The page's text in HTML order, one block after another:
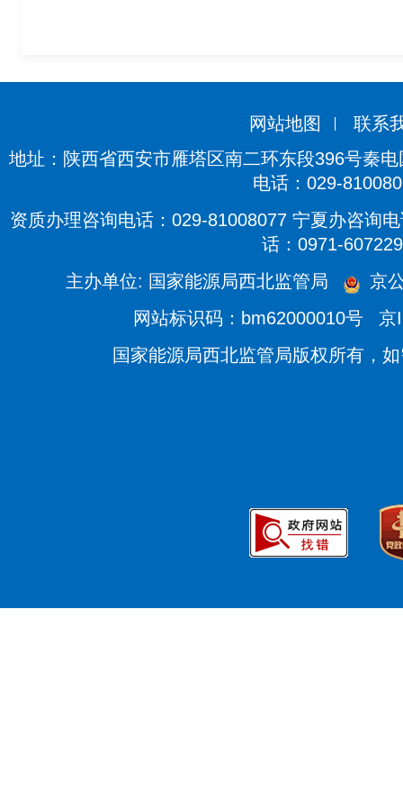
网站地图
联系
地址：陕西省西安市雁塔区南二环东段396号秦
电话：029-
资质办理咨询电话：029-81008077 宁夏办咨询
话：0971-
主办单位: 国家能源局西北监管局
京
网站标识码：bm62000010号
京
国家能源局西北监管局版权所有，